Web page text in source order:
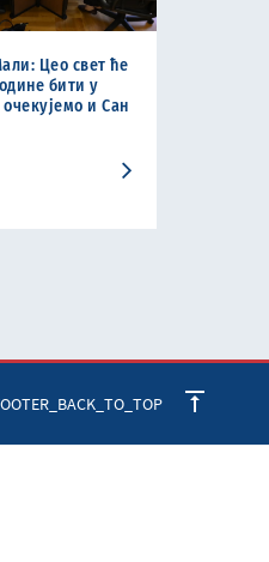
Цео свет ће
бити у
очекујемо и Сан